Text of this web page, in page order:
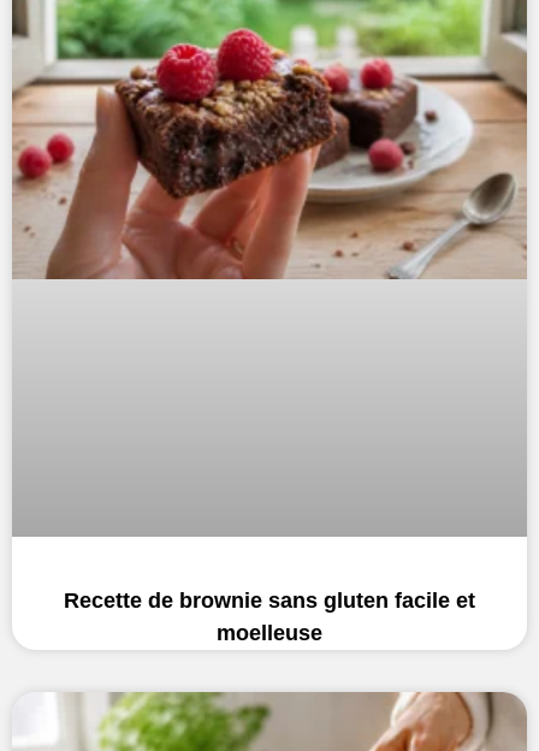
Recette de brownie sans gluten facile et
moelleuse